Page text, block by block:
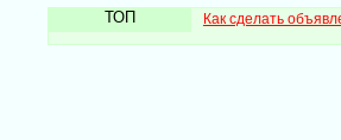
ТОП Как сделать